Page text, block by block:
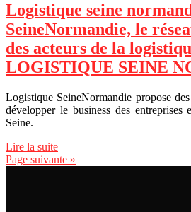
Logistique seine
SeineNormandie, le
des acteurs de la
LOGISTIQUE SEINE
Logistique SeineNormandie propose
développer le business des
Seine.
Lire la suite
Page suivante »